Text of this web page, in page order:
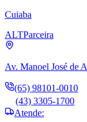
Cuiaba
ALTParceira
Av. Manoel José de
(65) 98101-0010
(43) 3305-1700
Atende: